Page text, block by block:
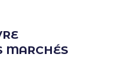
MARCHÉS